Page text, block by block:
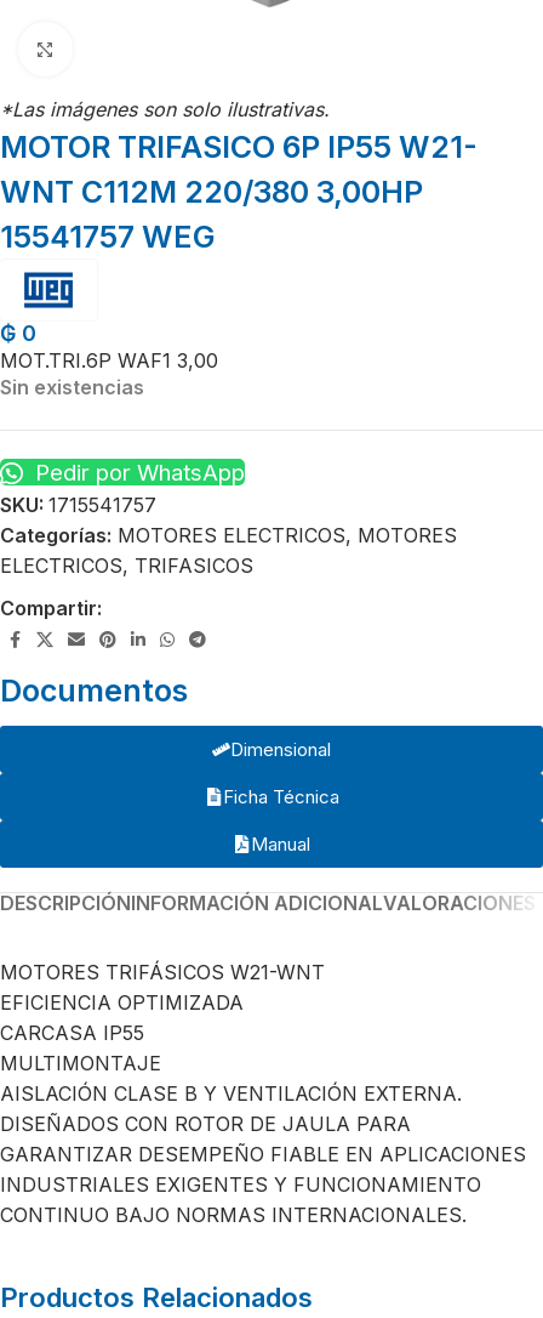
*Las imágenes son solo ilustrativas.
MOTOR TRIFASICO 6P IP55 W21-
WNT C112M 220/380 3,00HP
15541757 WEG
₲ 0
MOT.TRI.6P WAF1 3,00
Sin existencias
Pedir por WhatsApp
SKU: 1715541757
Categorías: MOTORES ELECTRICOS, MOTORES
ELECTRICOS, TRIFASICOS
Compartir:
Documentos
Dimensional
Ficha Técnica
Manual
DESCRIPCIÓNINFORMACIÓN ADICIONAL
MOTORES TRIFÁSICOS W21-WNT
EFICIENCIA OPTIMIZADA
CARCASA IP55
MULTIMONTAJE
AISLACIÓN CLASE B Y VENTILACIÓN EXTERNA.
DISEÑADOS CON ROTOR DE JAULA PARA
GARANTIZAR DESEMPEÑO FIABLE EN APLICACIONES
INDUSTRIALES EXIGENTES Y FUNCIONAMIENTO
CONTINUO BAJO NORMAS INTERNACIONALES.
Productos Relacionados